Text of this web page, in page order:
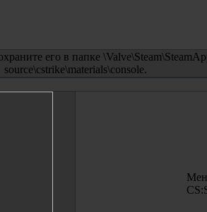
его в папке
source\cstrike\materials\console.